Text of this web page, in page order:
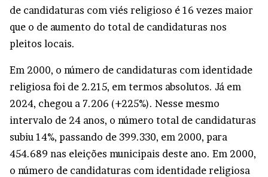
de candidaturas com viés religioso é 16 vezes maior
que o de aumento do total de candidaturas nos
pleitos locais.
Em 2000, o número de candidaturas com identidade
religiosa foi de 2.215, em termos absolutos. Já em
2024, chegou a 7.206 (+225%). Nesse mesmo
intervalo de 24 anos, o número total de candidaturas
subiu 14%, passando de 399.330, em 2000, para
454.689 nas eleições municipais deste ano. Em 2000,
o número de candidaturas com identidade religiosa